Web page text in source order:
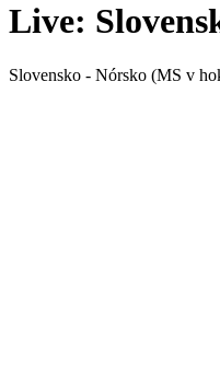
Live:
Slovensko - Nórsko (MS v